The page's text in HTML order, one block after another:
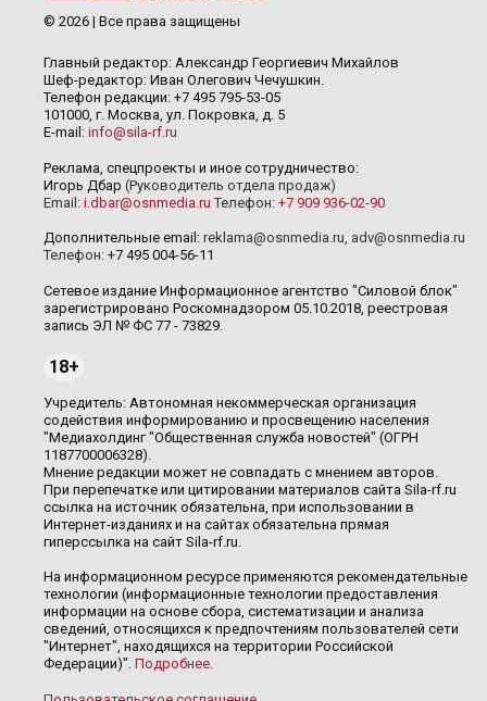
© 2026 | Все права защищены
Главный редактор: Александр Георгиевич Михайлов
Шеф-редактор: Иван Олегович Чечушкин.
Телефон редакции: +7 495 795-53-05
101000, г. Москва, ул. Покровка, д. 5
E-mail: info@sila-rf.ru
Реклама, спецпроекты и иное сотрудничество:
Игорь Дбар (Руководитель отдела продаж)
Email: i.dbar@osnmedia.ru Телефон: +7 909 936-02-90
Дополнительные email: reklama@osnmedia.ru, adv@osnmedia.ru
Телефон: +7 495 004-56-11
Сетевое издание Информационное агентство "Силовой блок"
зарегистрировано Роскомнадзором 05.10.2018, реестровая
запись ЭЛ № ФС 77 - 73829.
18+
Учредитель: Автономная некоммерческая организация
содействия информированию и просвещению населения
"Медиахолдинг "Общественная служба новостей" (ОГРН
1187700006328).
Мнение редакции может не совпадать с мнением авторов.
При перепечатке или цитировании материалов сайта Sila-rf.ru
ссылка на источник обязательна, при использовании в
Интернет-изданиях и на сайтах обязательна прямая
гиперссылка на сайт Sila-rf.ru.
На информационном ресурсе применяются рекомендательные
технологии (информационные технологии предоставления
информации на основе сбора, систематизации и анализа
сведений, относящихся к предпочтениям пользователей сети
"Интернет", находящихся на территории Российской
Федерации)". Подробнее.